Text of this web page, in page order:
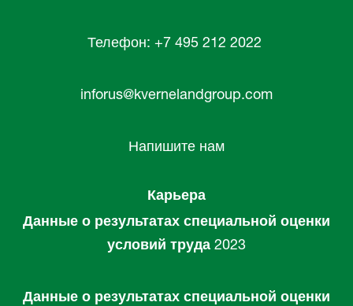
Телефон: +7 495 212 2022
inforus@kvernelandgroup.com
Напишите нам
Карьера
Данные о результатах специальной оценки
условий труда 2023
Данные о результатах специальной оценки